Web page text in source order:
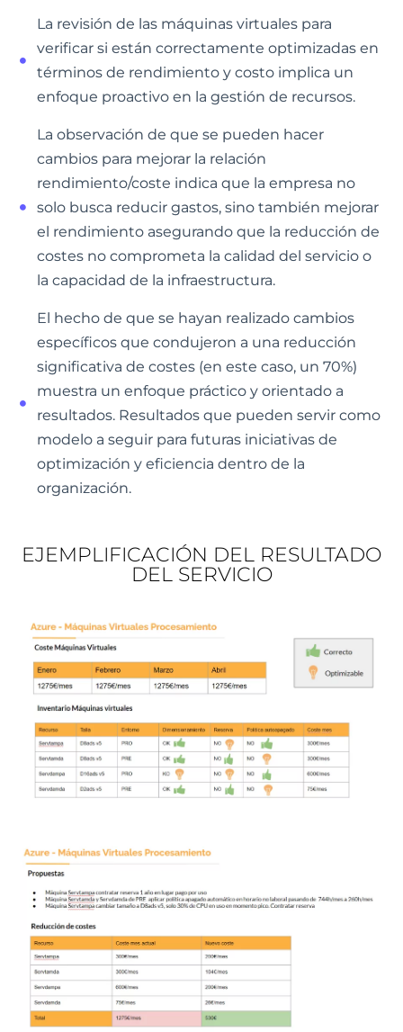
La revisión de las máquinas virtuales para
verificar si están correctamente optimizadas en
términos de rendimiento y costo implica un
enfoque proactivo en la gestión de recursos.
La observación de que se pueden hacer
cambios para mejorar la relación
rendimiento/coste indica que la empresa no
solo busca reducir gastos, sino también mejorar
el rendimiento asegurando que la reducción de
costes no comprometa la calidad del servicio o
la capacidad de la infraestructura.
El hecho de que se hayan realizado cambios
específicos que condujeron a una reducción
significativa de costes (en este caso, un 70%)
muestra un enfoque práctico y orientado a
resultados. Resultados que pueden servir como
modelo a seguir para futuras iniciativas de
optimización y eficiencia dentro de la
organización.
EJEMPLIFICACIÓN DEL RESULTADO
DEL SERVICIO